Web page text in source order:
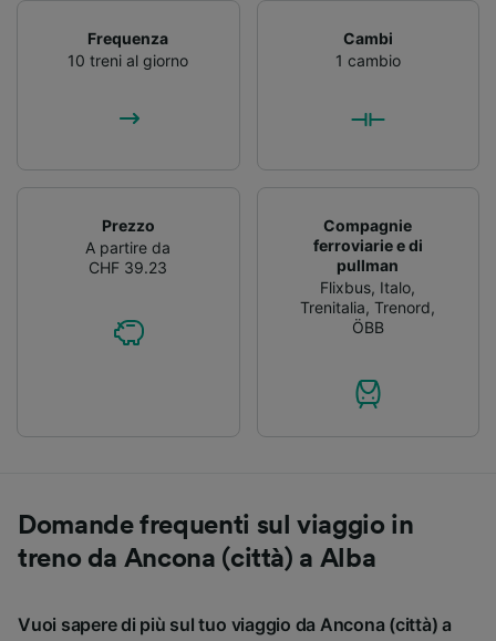
Frequenza
10 treni al giorno
Cambi
1 cambio
Prezzo
A partire da
CHF 39.23
Compagnie
ferroviarie e di
pullman
Flixbus, Italo,
Trenitalia,Trenord,
ÖBB
Domande frequenti sul viaggio in
treno da Ancona (città) a Alba
Vuoi sapere di più sul tuo viaggio da Ancona (città) a